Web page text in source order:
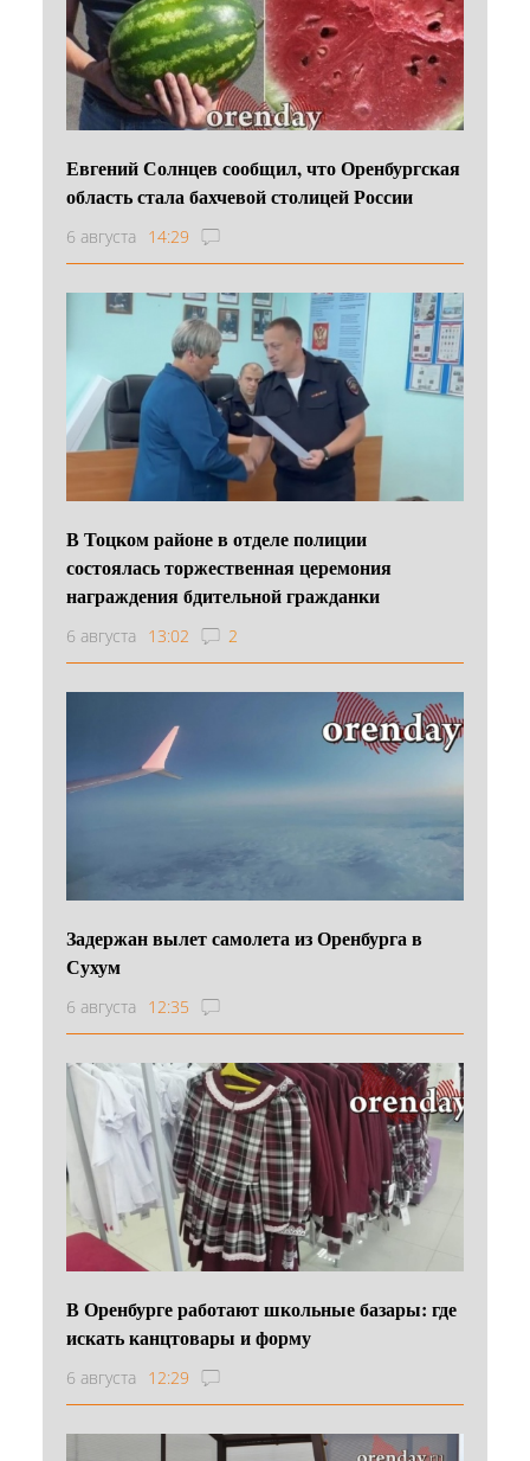
Евгений Солнцев сообщил, что Оренбургская
область стала бахчевой столицей России
6 августа 14:29
В Тоцком районе в отделе полиции
состоялась торжественная церемония
награждения бдительной гражданки
6 августа 13:02 2
Задержан вылет самолета из Оренбурга в
Сухум
6 августа 12:35
В Оренбурге работают школьные базары: где
искать канцтовары и форму
6 августа 12:29